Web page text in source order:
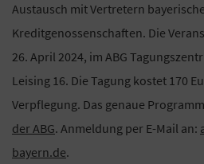
Austausch mit Vertretern
Kreditgenossenschaften. Die
26. April 2024, im ABG
Leising 16. Die Tagung kostet 170
Verpflegung. Das genaue
der ABG. Anmeldung per E-Mail an:
bayern.de.